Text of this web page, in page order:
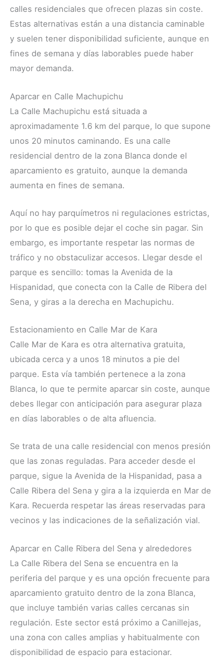
calles residenciales que ofrecen plazas sin coste.
Estas alternativas están a una distancia caminable
y suelen tener disponibilidad suficiente, aunque en
fines de semana y días laborables puede haber
mayor demanda.
Aparcar en Calle Machupichu
La Calle Machupichu está situada a
aproximadamente 1.6 km del parque, lo que supone
unos 20 minutos caminando. Es una calle
residencial dentro de la zona Blanca donde el
aparcamiento es gratuito, aunque la demanda
aumenta en fines de semana.
Aquí no hay parquímetros ni regulaciones estrictas,
por lo que es posible dejar el coche sin pagar. Sin
embargo, es importante respetar las normas de
tráfico y no obstaculizar accesos. Llegar desde el
parque es sencillo: tomas la Avenida de la
Hispanidad, que conecta con la Calle de Ribera del
Sena, y giras a la derecha en Machupichu.
Estacionamiento en Calle Mar de Kara
Calle Mar de Kara es otra alternativa gratuita,
ubicada cerca y a unos 18 minutos a pie del
parque. Esta vía también pertenece a la zona
Blanca, lo que te permite aparcar sin coste, aunque
debes llegar con anticipación para asegurar plaza
en días laborables o de alta afluencia.
Se trata de una calle residencial con menos presión
que las zonas reguladas. Para acceder desde el
parque, sigue la Avenida de la Hispanidad, pasa a
Calle Ribera del Sena y gira a la izquierda en Mar de
Kara. Recuerda respetar las áreas reservadas para
vecinos y las indicaciones de la señalización vial.
Aparcar en Calle Ribera del Sena y alrededores
La Calle Ribera del Sena se encuentra en la
periferia del parque y es una opción frecuente para
aparcamiento gratuito dentro de la zona Blanca,
que incluye también varias calles cercanas sin
regulación. Este sector está próximo a Canillejas,
una zona con calles amplias y habitualmente con
disponibilidad de espacio para estacionar.